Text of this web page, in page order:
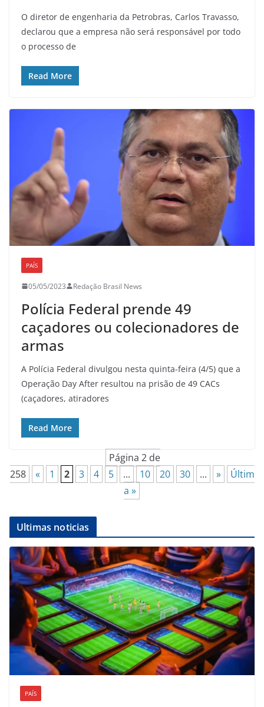
O diretor de engenharia da Petrobras, Carlos Travasso,
declarou que a empresa não será responsável por todo
o processo de
Read More
PAÍS
05/05/2023 Redação Brasil News
Polícia Federal prende 49
caçadores ou colecionadores de
armas
A Polícia Federal divulgou nesta quinta-feira (4/5) que a
Operação Day After resultou na prisão de 49 CACs
(caçadores, atiradores
Read More
Página 2 de
258
« 1 2 3 4 5 ... 10 20 30 ... »
Últim
a »
Ultimas noticias
PAÍS